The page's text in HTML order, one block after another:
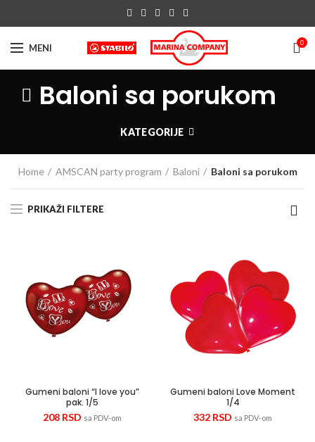
MENI 0
Baloni sa porukom
KATEGORIJE
Home AMSCAN party program Baloni Baloni sa porukom
PRIKAŽI FILTERE
Gumeni baloni “I love you”
pak. 1/5
208 RSD sa PDV-om
Gumeni baloni Love Moment
1/4
332 RSD sa PDV-om